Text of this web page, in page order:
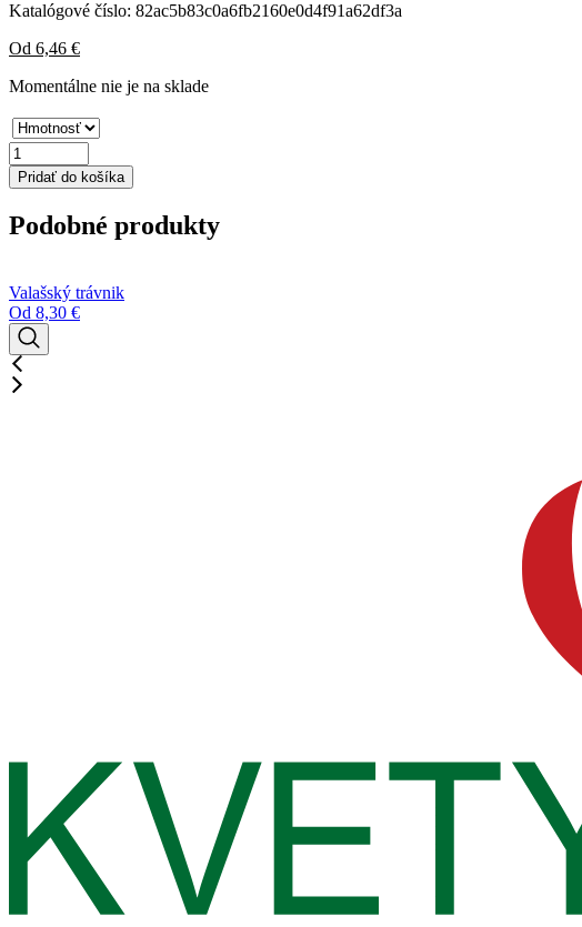
Katalógové číslo: 82ac5b83c0a6fb2160e0d4f91a62df3a
Od 6,46 €
Momentálne nie je na sklade
množstvo
Samba
trávne
vo
Pridať do košíka
Podobné produkty
Valašský trávnik
Od 8,30 €